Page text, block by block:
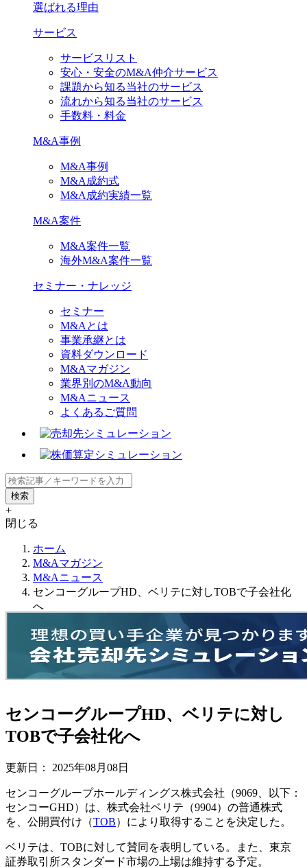
選ばれる理由
サービス
サービスリスト
安心・安全のM&A仲介サービス
課題から知る当社のサービス
流れから知る当社のサービス
手数料・料金
M&A事例
M&A事例
M&A成約式
M&A成約実績一覧
M&A案件
M&A案件一覧
海外M&A案件一覧
セミナー・ナレッジ
セミナー
M&Aとは
事業承継とは
資料ダウンロード
M&Aマガジン
業界別のM&A動向
M&Aニュース
よくあるご質問
+
閉じる
ホーム
M&Aマガジン
M&Aニュース
センコーグループHD、ベリテに対しTOBで子会社化
へ
センコーグループHD、ベリテに対し
TOBで子会社化へ
更新日： 2025年08月08日
センコーグループホールディングス株式会社（9069、以下：
センコーGHD）は、株式会社ベリテ（9904）の普通株式
を、公開買付け（TOB）により取得することを決定した。
ベリテは、TOBに対して賛同を表明している。また、東京
証券取引所スタンダード市場の上場は維持する予定。